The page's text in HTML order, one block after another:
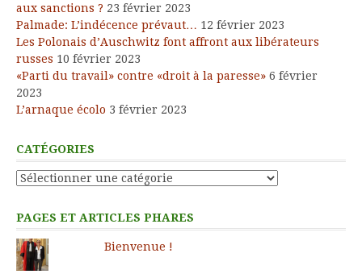
aux sanctions ? 23 février 2023
Palmade: L’indécence prévaut… 12 février 2023
Les Polonais d’Auschwitz font affront aux libérateurs
russes 10 février 2023
«Parti du travail» contre «droit à la paresse» 6 février
2023
L’arnaque écolo 3 février 2023
CATÉGORIES
Catégories
PAGES ET ARTICLES PHARES
Bienvenue !